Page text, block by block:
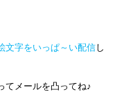
文字をいっぱ～い配信し
てメールを凸ってね♪